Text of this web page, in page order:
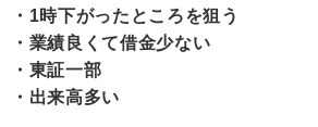
・1時下がったところを狙う
・業績良くて借金少ない
・東証一部
・出来高多い